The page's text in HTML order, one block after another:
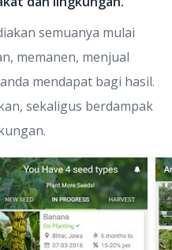
semuanya mulai
memanen, menjual
mendapat bagi hasil.
sekaligus berdampak